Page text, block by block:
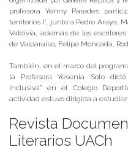
profesora Yenny Paredes
territorios I”, junto a Pedro Araya,
Valdivia, además de los
de Valparaíso, Felipe Moncada,
También, en el marco del
la Profesora Yesenia Soto
Inclusiva” en el Colegio
actividad estuvo dirigida a
Revista
Literarios UACh